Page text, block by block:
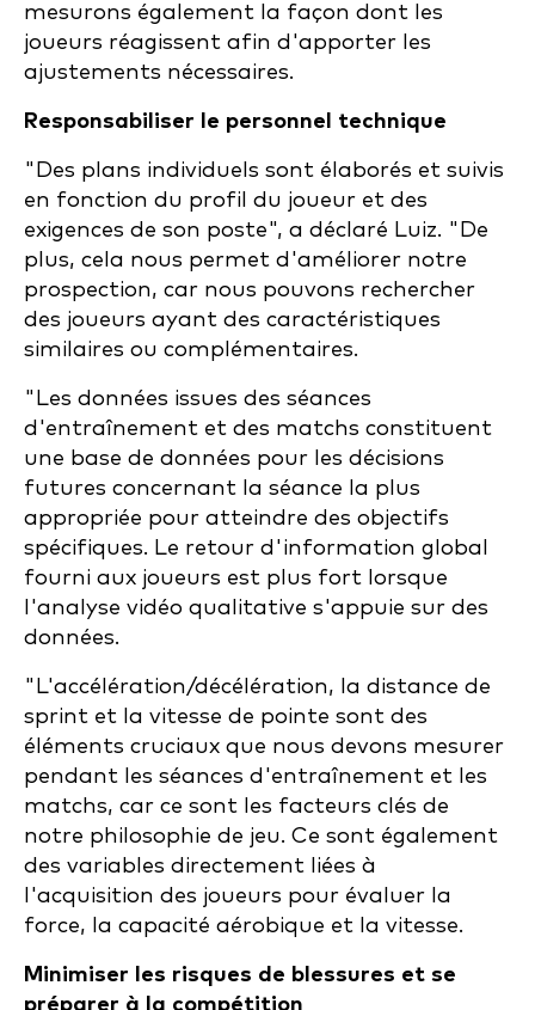
mesurons également la façon dont les
joueurs réagissent afin d'apporter les
ajustements nécessaires.
Responsabiliser le personnel technique
"Des plans individuels sont élaborés et suivis
en fonction du profil du joueur et des
exigences de son poste", a déclaré Luiz. "De
plus, cela nous permet d'améliorer notre
prospection, car nous pouvons rechercher
des joueurs ayant des caractéristiques
similaires ou complémentaires.
"Les données issues des séances
d'entraînement et des matchs constituent
une base de données pour les décisions
futures concernant la séance la plus
appropriée pour atteindre des objectifs
spécifiques. Le retour d'information global
fourni aux joueurs est plus fort lorsque
l'analyse vidéo qualitative s'appuie sur des
données.
"L'accélération/décélération, la distance de
sprint et la vitesse de pointe sont des
éléments cruciaux que nous devons mesurer
pendant les séances d'entraînement et les
matchs, car ce sont les facteurs clés de
notre philosophie de jeu. Ce sont également
des variables directement liées à
l'acquisition des joueurs pour évaluer la
force, la capacité aérobique et la vitesse.
Minimiser les risques de blessures et se
préparer à la compétition